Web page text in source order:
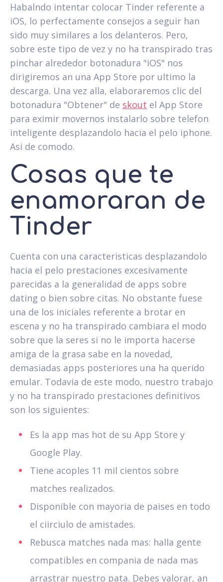
Habalndo intentar colocar Tinder referente a
iOS, lo perfectamente consejos a seguir han
sido muy similares a los delanteros. Pero,
sobre este tipo de vez y no ha transpirado tras
pinchar alrededor botonadura "iOS" nos
dirigiremos an una App Store por ultimo la
descarga. Una vez alla, elaboraremos clic del
botonadura "Obtener" de skout el App Store
para eximir movernos instalarlo sobre telefon
inteligente desplazandolo hacia el pelo iphone.
Asi de comodo.
Cosas que te
enamoraran de
Tinder
Cuenta con una caracteristicas desplazandolo
hacia el pelo prestaciones excesivamente
parecidas a la generalidad de apps sobre
dating o bien sobre citas. No obstante fuese
una de los iniciales referente a brotar en
escena y no ha transpirado cambiara el modo
sobre que la seres si no le importa hacerse
amiga de la grasa sabe en la novedad,
demasiadas apps posteriores una ha querido
emular. Todavia de este modo, nuestro trabajo
y no ha transpirado prestaciones definitivos
son los siguientes:
Es la app mas hot de su App Store y
Google Play.
Tiene acoples 11 mil cientos sobre
matches realizados.
Disponible con mayoria de paises en todo
el ci­irciulo de amistades.
Rebusca matches nada mas: halla gente
compatibles en compania de nada mas
arrastrar nuestro pata. Debes valorar, an